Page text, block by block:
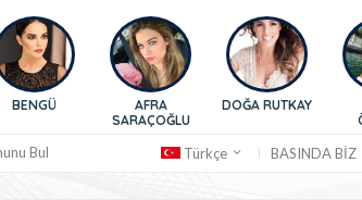
SARAÇOĞLU
DOĞA RUTKAY
BURAK
Bul Türkçe BASINDA BİZ